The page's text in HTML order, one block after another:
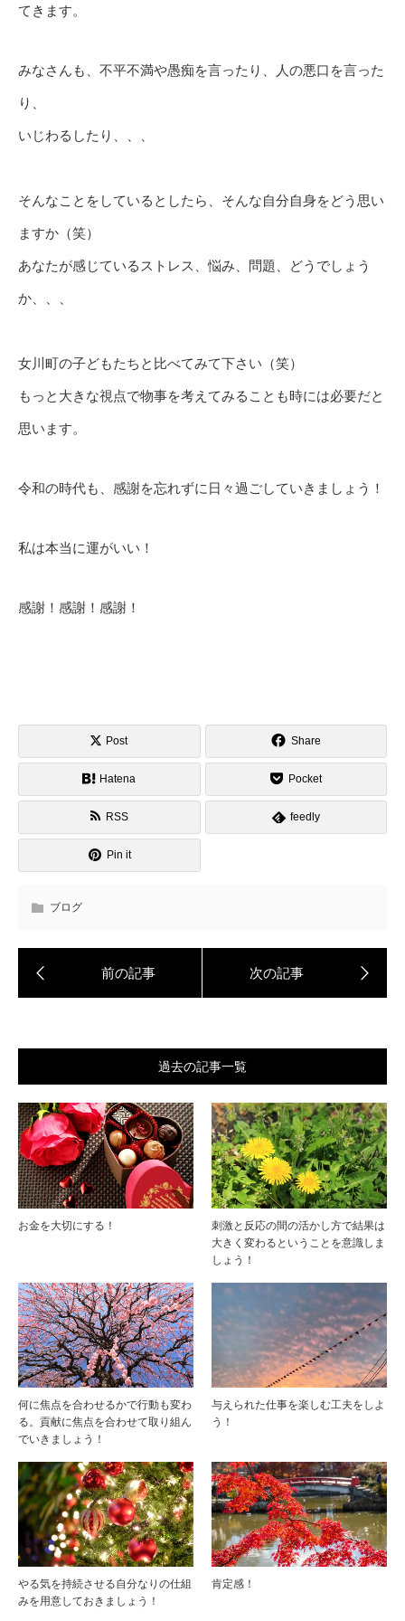
てきます。
みなさんも、不平不満や愚痴を言ったり、人の悪口を言った
り、
いじわるしたり、、、
そんなことをしているとしたら、そんな自分自身をどう思い
ますか（笑）
あなたが感じているストレス、悩み、問題、どうでしょう
か、、、
女川町の子どもたちと比べてみて下さい（笑）
もっと大きな視点で物事を考えてみることも時には必要だと
思います。
令和の時代も、感謝を忘れずに日々過ごしていきましょう！
私は本当に運がいい！
感謝！感謝！感謝！
Post Share
Hatena Pocket
RSS feedly
Pin it
ブログ
過去の記事一覧
お金を大切にする！
刺激と反応の間の活かし方で結果は
大きく変わるということを意識しま
しょう！
何に焦点を合わせるかで行動も変わ
る。貢献に焦点を合わせて取り組ん
でいきましょう！
与えられた仕事を楽しむ工夫をしよ
う！
やる気を持続させる自分なりの仕組
みを用意しておきましょう！
肯定感！